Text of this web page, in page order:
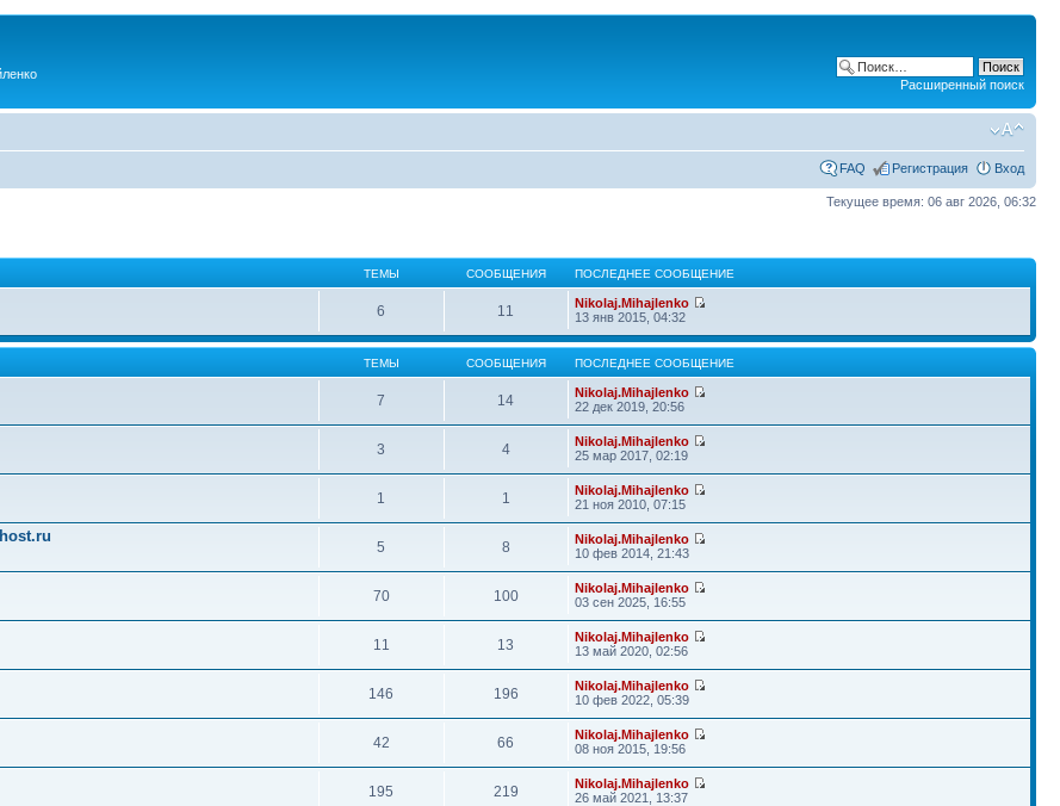
Расширенный поиск
FAQ Регистрация Вход
Текущее время: 06 авг 2026, 06:32
ТЕМЫ СООБЩЕНИЯ ПОСЛЕДНЕЕ СООБЩЕНИЕ
6 11
Nikolaj.Mihajlenko
13 янв 2015, 04:32
ТЕМЫ СООБЩЕНИЯ ПОСЛЕДНЕЕ СООБЩЕНИЕ
7 14
Nikolaj.Mihajlenko
22 дек 2019, 20:56
3 4
Nikolaj.Mihajlenko
25 мар 2017, 02:19
1 1
Nikolaj.Mihajlenko
21 ноя 2010, 07:15
5 8
Nikolaj.Mihajlenko
10 фев 2014, 21:43
70 100
Nikolaj.Mihajlenko
03 сен 2025, 16:55
11 13
Nikolaj.Mihajlenko
13 май 2020, 02:56
146 196
Nikolaj.Mihajlenko
10 фев 2022, 05:39
42 66
Nikolaj.Mihajlenko
08 ноя 2015, 19:56
195 219
Nikolaj.Mihajlenko
26 май 2021, 13:37